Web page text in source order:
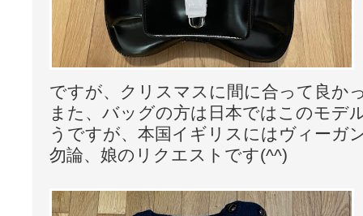
ですが、クリスマスに間に合って良か
また、バッグの方は日本ではこのモデ
うですが、本国イギリスにはヴィーガ
勿論、娘のリクエストです(^^)